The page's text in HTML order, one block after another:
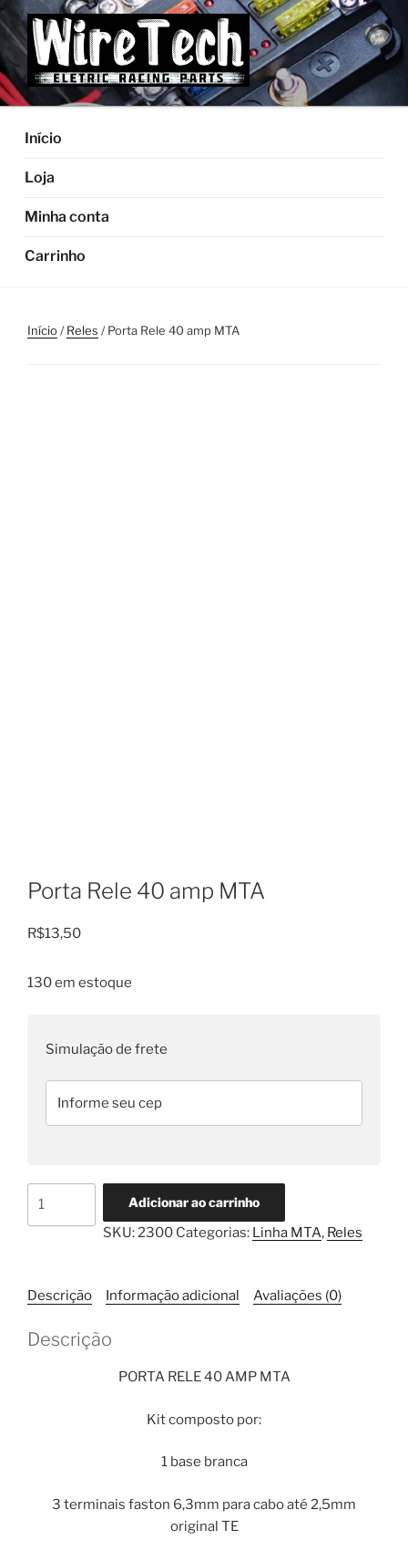
Pular
para
o
conteúdo
Início
Loja
Minha conta
Carrinho
Início/Reles / Porta Rele 40 amp MTA
Porta Rele 40 amp MTA
R$13,50
130 em estoque
Simulação de frete
quantidade
Adicionar ao carrinho
SKU:2300 Categorias: Linha MTA, Reles
Descrição Informação adicional Avaliações (0)
Descrição
PORTA RELE 40 AMP MTA
Kit composto por:
1 base branca
3 terminais faston 6,3mm para cabo até 2,5mm
original TE